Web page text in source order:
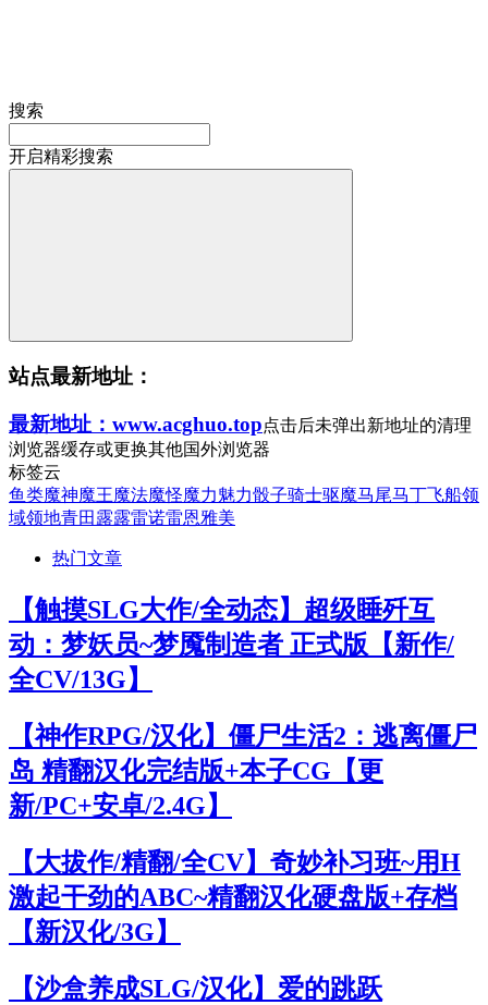
搜索
开启精彩搜索
站点最新地址：
最新地址：www.acghuo.top点击后未弹出新地址的清理
浏览器缓存或更换其他国外浏览器
标签云
鱼类魔神魔王魔法魔怪魔力魅力骰子骑士驱魔马尾马丁飞船领
域领地青田 露露雷诺雷恩雅美
热门文章
【触摸SLG大作/全动态】超级睡歼互
动：梦妖员~梦魇制造者 正式版【新作/
全CV/13G】
【神作RPG/汉化】僵尸生活2：逃离僵尸
岛 精翻汉化完结版+本子CG【更
新/PC+安卓/2.4G】
【大拔作/精翻/全CV】奇妙补习班~用H
激起干劲的ABC~精翻汉化硬盘版+存档
【新汉化/3G】
【沙盒养成SLG/汉化】爱的跳跃